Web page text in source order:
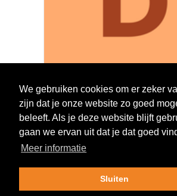
Log in om te
We gebruiken cookies om er zeker
zijn dat je onze website zo goed
beleeft. Als je deze website blijft
gaan we ervan uit dat je dat goed
Meer informatie
Sluiten